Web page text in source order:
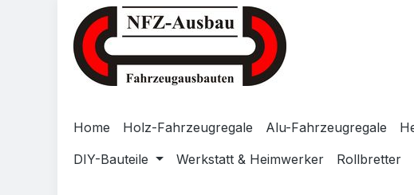
Zum Hauptinhalt springen
Zur Suche springen
Zur Hauptnavigation springen
Home Holz-Fahrzeugregale Alu-Fahrzeugregale
DIY-Bauteile
Werkstatt & Heimwerker Rollbretter